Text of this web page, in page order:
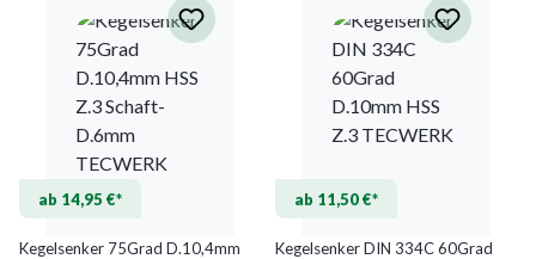
ab 14,95 €*
Kegelsenker 75Grad D.10,4mm
ab 11,50 €*
Kegelsenker DIN 334C 60Grad